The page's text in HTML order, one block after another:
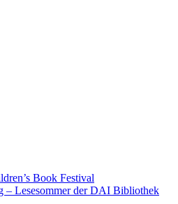
Book Festival
– Lesesommer der DAI Bibliothek